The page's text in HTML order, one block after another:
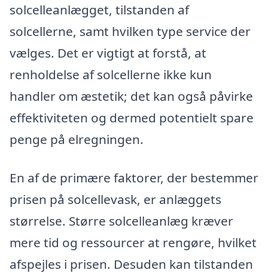
solcelleanlægget, tilstanden af
solcellerne, samt hvilken type service der
vælges. Det er vigtigt at forstå, at
renholdelse af solcellerne ikke kun
handler om æstetik; det kan også påvirke
effektiviteten og dermed potentielt spare
penge på elregningen.
En af de primære faktorer, der bestemmer
prisen på solcellevask, er anlæggets
størrelse. Større solcelleanlæg kræver
mere tid og ressourcer at rengøre, hvilket
afspejles i prisen. Desuden kan tilstanden